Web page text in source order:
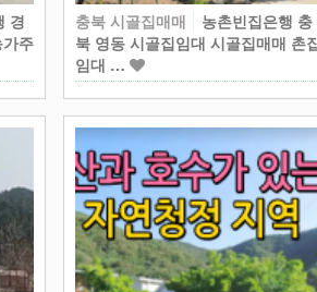
경
주
충북 시골집매매
농촌빈집은행 충
북 영동 시골집임대 시골집매매 촌
임대 …